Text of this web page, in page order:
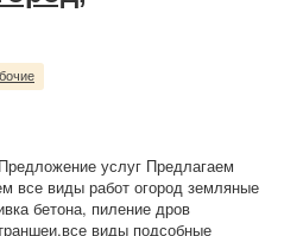
услуг Предлагаем
все виды работ огород земляные
бетона, пиление дров
виды подсобные